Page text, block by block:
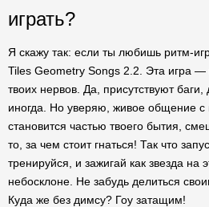
играть?
Я скажу так: если ты любишь ритм-
Tiles Geometry Songs 2.2. Эта игра —
твоих нервов. Да, присутствуют
иногда. Но уверяю, живое общение с
становится частью твоего бытия,
то, за чем стоит гнаться! Так что
тренируйся, и зажигай как звезда на
небосклоне. Не забудь делиться
Куда же без димсу? Гоу затащим!